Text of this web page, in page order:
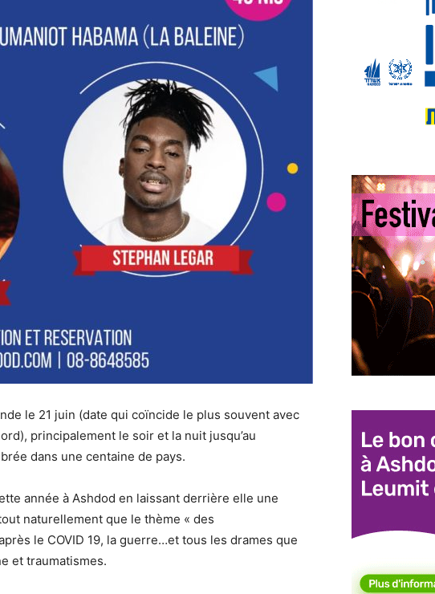
le 21 juin (date qui coïncide le plus souvent avec
principalement le soir et la nuit jusqu’au
dans une centaine de pays.
année à Ashdod en laissant derrière elle une
naturellement que le thème « des
le COVID 19, la guerre…et tous les drames que
et traumatismes.